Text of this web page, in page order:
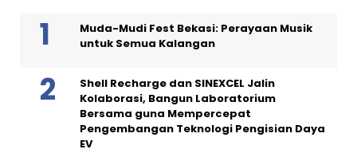
Muda-Mudi Fest Bekasi: Perayaan Musik
untuk Semua Kalangan
Shell Recharge dan SINEXCEL Jalin
Kolaborasi, Bangun Laboratorium
Bersama guna Mempercepat
Pengembangan Teknologi Pengisian Daya
EV